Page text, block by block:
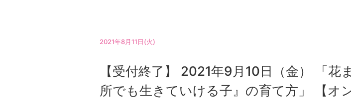
2021年8月11日(火)
【受付終了】 2021年9月10日（金） 「
所でも生きていける子』の育て方」 【オ